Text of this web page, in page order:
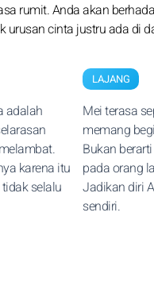
rumit. Anda akan
cinta justru ada di
adalah
karena itu
selalu
LAJANG
Mei terasa
memang
Bukan
pada orang
Jadikan diri
sendiri.